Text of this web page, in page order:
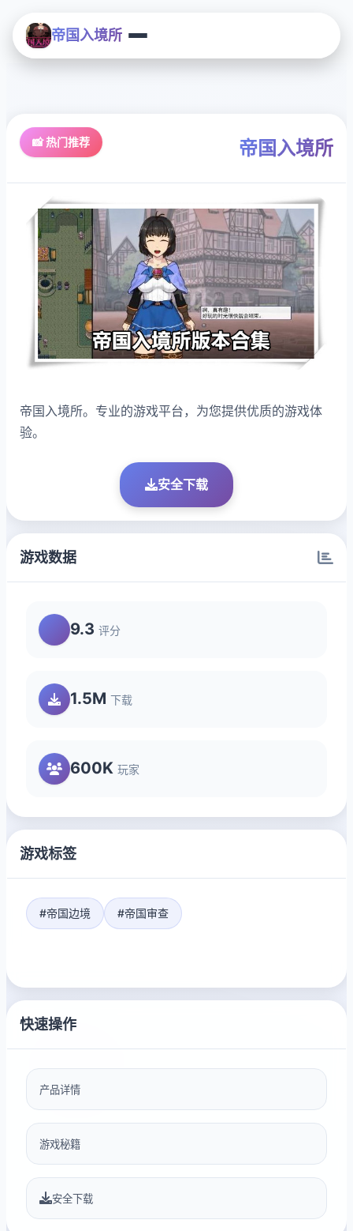
帝国入境所
📸 热门推荐 帝国入境所
帝国入境所。专业的游戏平台，为您提供优质的游戏体
验。
安全下载
游戏数据
9.3 评分
1.5M 下载
600K 玩家
游戏标签
#帝国边境 #帝国审查
快速操作
产品详情
游戏秘籍
安全下载